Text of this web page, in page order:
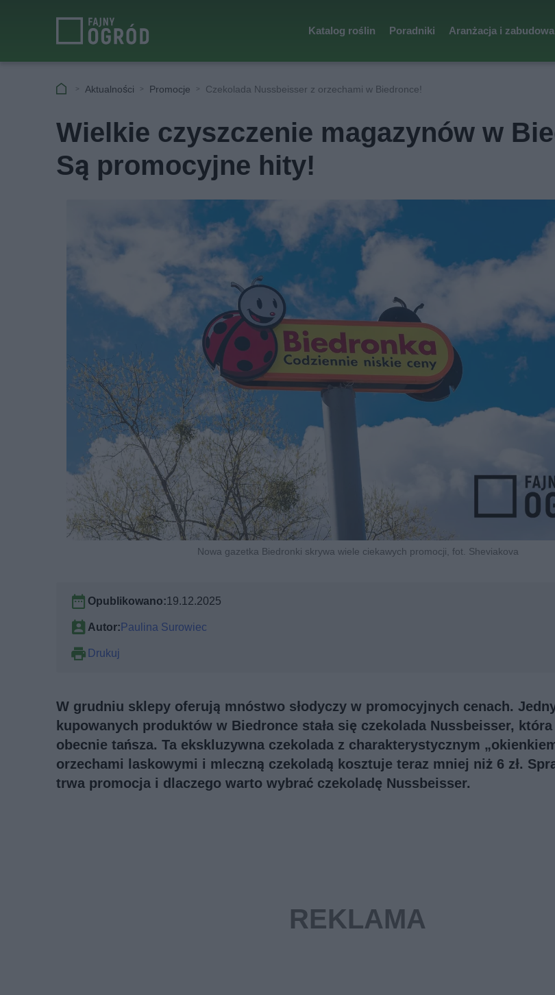
Katalog roślin Poradniki Aranżacja i zabudowa
Aktualności Promocje Czekolada Nussbeisser z orzechami w Biedronce!
Wielkie czyszczenie magazynów w
Są promocyjne hity!
Nowa gazetka Biedronki skrywa wiele ciekawych promocji, fot. Sheviakova
Opublikowano:19.12.2025
Autor:Paulina Surowiec
Drukuj
W grudniu sklepy oferują mnóstwo słodyczy w promocyjnych cenach.
kupowanych produktów w Biedronce stała się czekolada Nussbeisser,
obecnie tańsza. Ta ekskluzywna czekolada z charakterystycznym
orzechami laskowymi i mleczną czekoladą kosztuje teraz mniej niż 6 zł.
trwa promocja i dlaczego warto wybrać czekoladę Nussbeisser.